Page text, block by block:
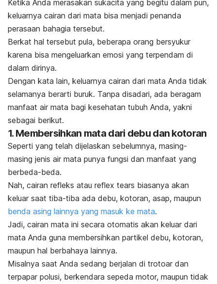
Ketika Anda merasakan sukacita yang begitu dalam pun,
keluarnya cairan dari mata bisa menjadi penanda
perasaan bahagia tersebut.
Berkat hal tersebut pula, beberapa orang bersyukur
karena bisa mengeluarkan emosi yang terpendam di
dalam dirinya.
Dengan kata lain, keluarnya cairan dari mata Anda tidak
selamanya berarti buruk. Tanpa disadari, ada beragam
manfaat air mata bagi kesehatan tubuh Anda, yakni
sebagai berikut.
1. Membersihkan mata dari debu dan kotoran
Seperti yang telah dijelaskan sebelumnya, masing-
masing jenis air mata punya fungsi dan manfaat yang
berbeda-beda.
Nah, cairan refleks atau reflex tears biasanya akan
keluar saat tiba-tiba ada debu, kotoran, asap, maupun
benda asing lainnya yang masuk ke mata.
Jadi, cairan mata ini secara otomatis akan keluar dari
mata Anda guna membersihkan partikel debu, kotoran,
maupun hal berbahaya lainnya.
Misalnya saat Anda sedang berjalan di trotoar dan
terpapar polusi, berkendara sepeda motor, maupun tidak